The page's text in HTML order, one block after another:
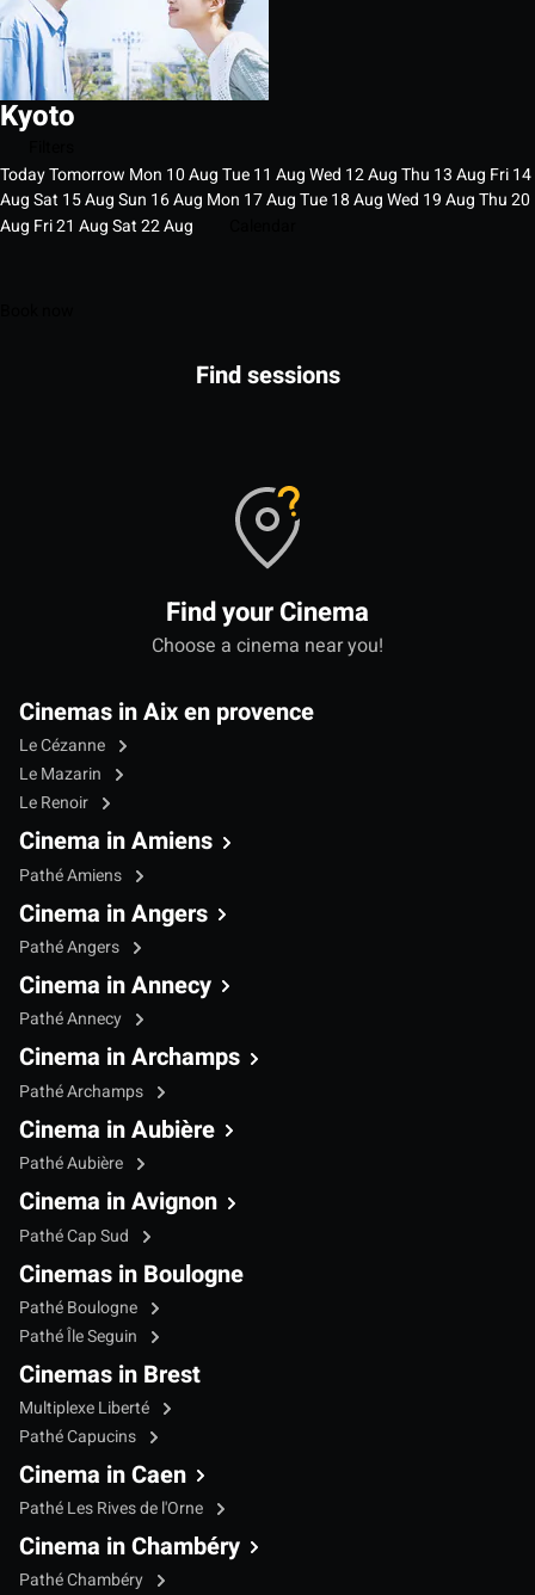
Kyoto
TodayTomorrow Mon 10AugTue11 AugWed 12AugThu 13Aug Fri14
AugSat 15AugSun 16Aug Mon 17AugTue18AugWed 19AugThu20
Aug Fri21 AugSat22Aug
Find sessions
Find your Cinema
Choose a cinema near you!
Cinemas in Aix en provence
Le Cézanne
Le Mazarin
Le Renoir
Cinema in Amiens
Pathé Amiens
Cinema in Angers
Pathé Angers
Cinema in Annecy
Pathé Annecy
Cinema in Archamps
Pathé Archamps
Cinema in Aubière
Pathé Aubière
Cinema in Avignon
Pathé Cap Sud
Cinemas in Boulogne
Pathé Boulogne
Pathé Île Seguin
Cinemas in Brest
Multiplexe Liberté
Pathé Capucins
Cinema in Caen
Pathé Les Rives de l'Orne
Cinema in Chambéry
Pathé Chambéry